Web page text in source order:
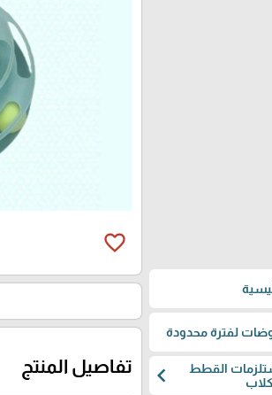
لفترة محدودة
القطط
chevron_left
favorite_border
تفاصيل المنتج